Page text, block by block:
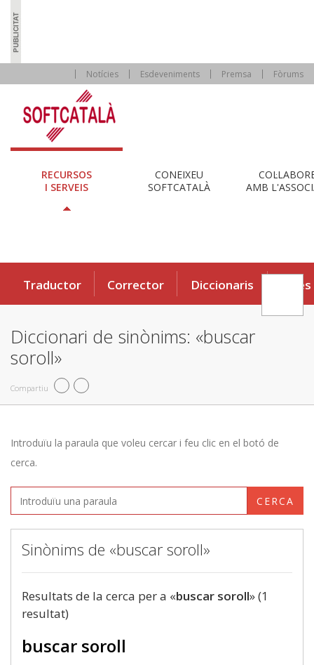
Notícies Esdeveniments Premsa Fòrums
RECURSOS
I SERVEIS
CONEIXEU
SOFTCATALÀ
AMB
Traductor Corrector Diccionaris Eines
Diccionari de sinònims: «buscar
soroll»
Compartiu
Introduïu la paraula que voleu cercar i feu clic en el botó de
cerca.
CERCA
Sinònims de «buscar soroll»
Resultats de la cerca per a «buscar soroll» (1
resultat)
buscar soroll